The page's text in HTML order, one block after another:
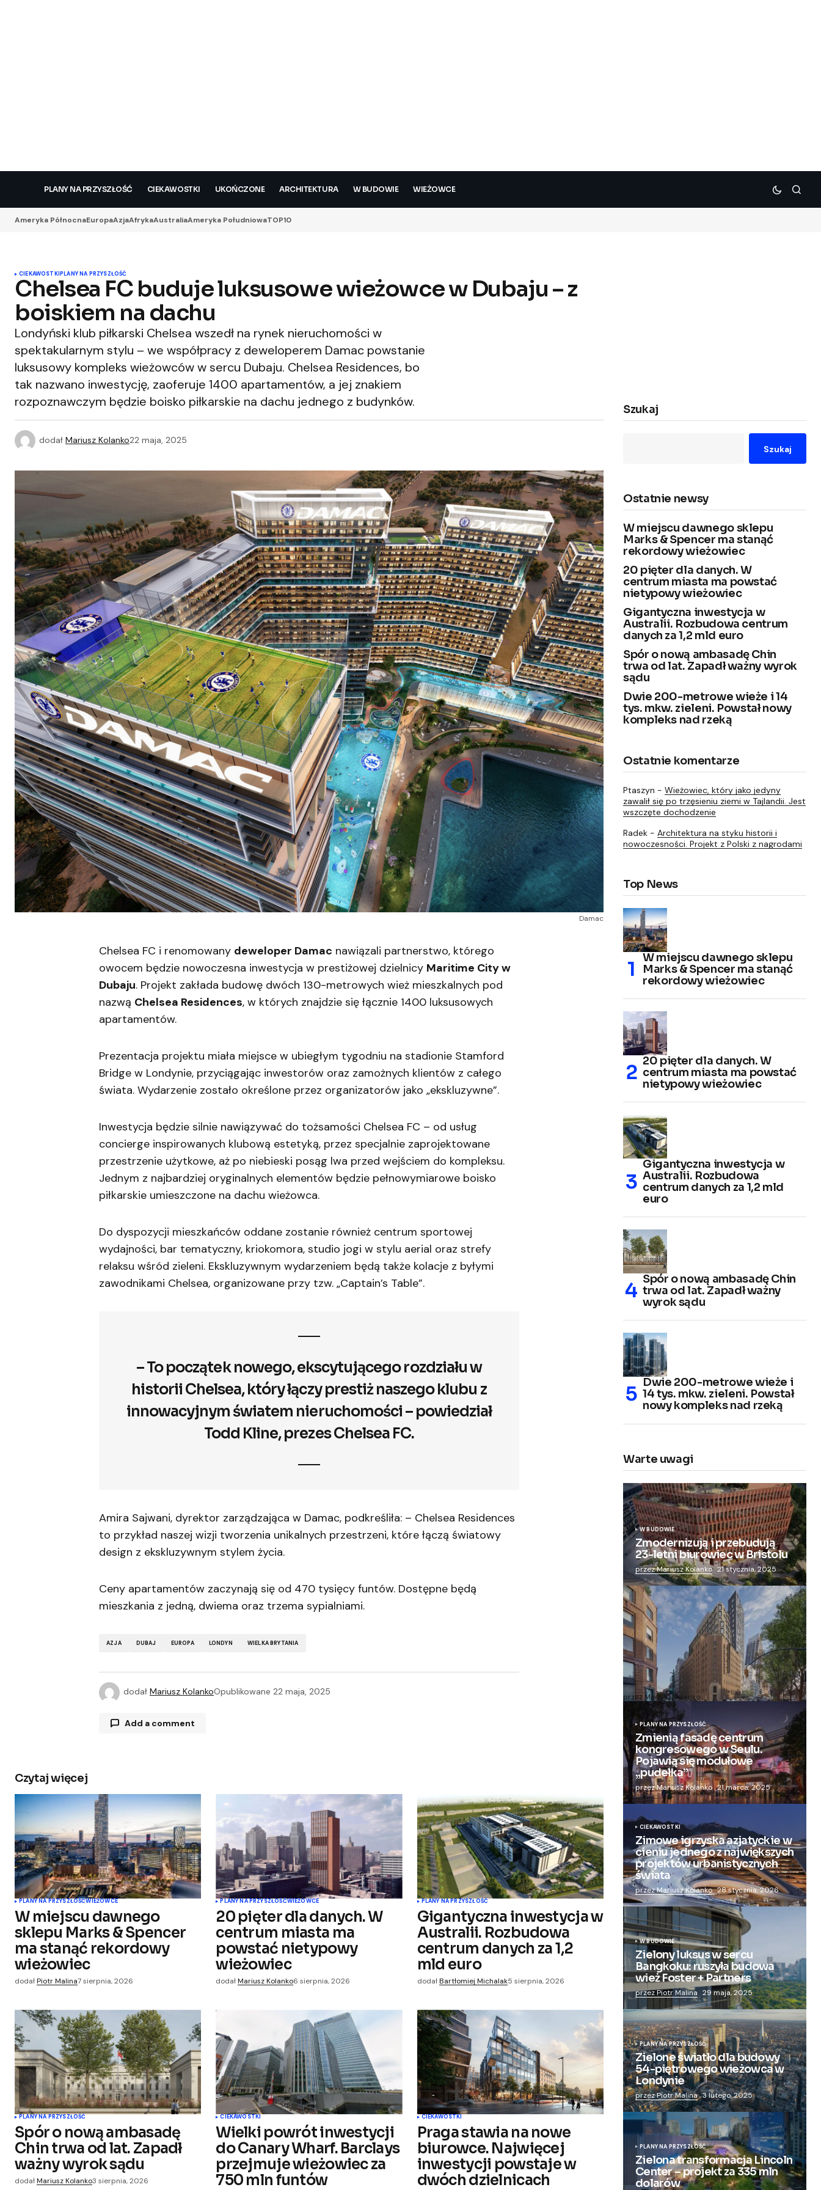
PLANY NA PRZYSZŁOŚĆ CIEKAWOSTKI UKOŃCZONE ARCHITEKTURA W BUDOWIE WIEŻOWCE
Ameryka PółnocnaEuropaAzjaAfrykaAustraliaAmeryka PołudniowaTOP10
CIEKAWOSTKIPLANY NA PRZYSZŁOŚĆ
Chelsea FC buduje luksusowe wieżowce w Dubaju – z
boiskiem na dachu
Londyński klub piłkarski Chelsea wszedł na rynek nieruchomości w
spektakularnym stylu – we współpracy z deweloperem Damac powstanie
luksusowy kompleks wieżowców w sercu Dubaju. Chelsea Residences, bo
tak nazwano inwestycję, zaoferuje 1400 apartamentów, a jej znakiem
rozpoznawczym będzie boisko piłkarskie na dachu jednego z budynków.
dodał Mariusz Kolanko22 maja, 2025
Damac
Chelsea FC i renomowany deweloper Damac nawiązali partnerstwo, którego
owocem będzie nowoczesna inwestycja w prestiżowej dzielnicy Maritime City w
Dubaju. Projekt zakłada budowę dwóch 130-metrowych wież mieszkalnych pod
nazwą Chelsea Residences, w których znajdzie się łącznie 1400 luksusowych
apartamentów.
Prezentacja projektu miała miejsce w ubiegłym tygodniu na stadionie Stamford
Bridge w Londynie, przyciągając inwestorów oraz zamożnych klientów z całego
świata. Wydarzenie zostało określone przez organizatorów jako „ekskluzywne”.
Inwestycja będzie silnie nawiązywać do tożsamości Chelsea FC – od usług
concierge inspirowanych klubową estetyką, przez specjalnie zaprojektowane
przestrzenie użytkowe, aż po niebieski posąg lwa przed wejściem do kompleksu.
Jednym z najbardziej oryginalnych elementów będzie pełnowymiarowe boisko
piłkarskie umieszczone na dachu wieżowca.
Do dyspozycji mieszkańców oddane zostanie również centrum sportowej
wydajności, bar tematyczny, kriokomora, studio jogi w stylu aerial oraz strefy
relaksu wśród zieleni. Ekskluzywnym wydarzeniem będą także kolacje z byłymi
zawodnikami Chelsea, organizowane przy tzw. „Captain’s Table”.
– To początek nowego, ekscytującego rozdziału w
historii Chelsea, który łączy prestiż naszego klubu z
innowacyjnym światem nieruchomości – powiedział
Todd Kline, prezes Chelsea FC.
Amira Sajwani, dyrektor zarządzająca w Damac, podkreśliła: – Chelsea Residences
to przykład naszej wizji tworzenia unikalnych przestrzeni, które łączą światowy
design z ekskluzywnym stylem życia.
Ceny apartamentów zaczynają się od 470 tysięcy funtów. Dostępne będą
mieszkania z jedną, dwiema oraz trzema sypialniami.
AZJA DUBAJ EUROPA LONDYN WIELKA BRYTANIA
dodał Mariusz KolankoOpublikowane 22 maja, 2025
Add a comment
Comment*
Your Name* Your E-mail*
Zapamiętaj moje dane w tej
przeglądarce podczas pisania kolejnych
komentarzy.
Submit Comment
Czytaj więcej
PLANY NA PRZYSZŁOŚĆWIEŻOWCE
W miejscu dawnego
sklepu Marks & Spencer
ma stanąć rekordowy
wieżowiec
dodałPiotr Malina7 sierpnia, 2026
PLANY NA PRZYSZŁOŚĆWIEŻOWCE
20 pięter dla danych. W
centrum miasta ma
powstać nietypowy
wieżowiec
dodał Mariusz Kolanko6 sierpnia, 2026
PLANY NA PRZYSZŁOŚĆ
Gigantyczna inwestycja w
Australii. Rozbudowa
centrum danych za 1,2
mld euro
dodał Bartłomiej Michalak5 sierpnia, 2026
PLANY NA PRZYSZŁOŚĆ
Spór o nową ambasadę
Chin trwa od lat. Zapadł
ważny wyrok sądu
dodałMariusz Kolanko3 sierpnia, 2026
CIEKAWOSTKI
Wielki powrót inwestycji
do Canary Wharf. Barclays
przejmuje wieżowiec za
750 mln funtów
CIEKAWOSTKI
Praga stawia na nowe
biurowce. Najwięcej
inwestycji powstaje w
dwóch dzielnicach
Szukaj
Szukaj
Ostatnie newsy
W miejscu dawnego sklepu
Marks & Spencer ma stanąć
rekordowy wieżowiec
20 pięter dla danych. W
centrum miasta ma powstać
nietypowy wieżowiec
Gigantyczna inwestycja w
Australii. Rozbudowa centrum
danych za 1,2 mld euro
Spór o nową ambasadę Chin
trwa od lat. Zapadł ważny wyrok
sądu
Dwie 200-metrowe wieże i 14
tys. mkw. zieleni. Powstał nowy
kompleks nad rzeką
Ostatnie komentarze
Ptaszyn - Wieżowiec, który jako jedyny
zawalił się po trzęsieniu ziemi w Tajlandii. Jest
wszczęte dochodzenie
Radek - Architektura na styku historii i
nowoczesności. Projekt z Polski z nagrodami
Top News
W miejscu dawnego sklepu
Marks & Spencer ma stanąć
rekordowy wieżowiec
20 pięter dla danych. W
centrum miasta ma powstać
nietypowy wieżowiec
Gigantyczna inwestycja w
Australii. Rozbudowa
centrum danych za 1,2 mld
euro
Spór o nową ambasadę Chin
trwa od lat. Zapadł ważny
wyrok sądu
Dwie 200-metrowe wieże i
14 tys. mkw. zieleni. Powstał
nowy kompleks nad rzeką
Warte uwagi
W BUDOWIE
Zmodernizują i przebudują
23-letni biurowiec w Bristolu
przez Mariusz Kolanko 21 stycznia, 2025
Zmieniają więzienie dla kobiet w
nowoczesny apartamentowiec
przez Mariusz Kolanko 20 lipca, 2024
PLANY NA PRZYSZŁOŚĆ
Zmienią fasadę centrum
kongresowego w Seulu.
Pojawią się modułowe
„pudełka”
przez Mariusz Kolanko 21 marca, 2025
CIEKAWOSTKI
Zimowe igrzyska azjatyckie w
cieniu jednego z największych
projektów urbanistycznych
świata
przez Mariusz Kolanko 28 stycznia, 2026
W BUDOWIE
Zielony luksus w sercu
Bangkoku: ruszyła budowa
wież Foster + Partners
przez Piotr Malina 29 maja, 2025
PLANY NA PRZYSZŁOŚĆ
Zielone światło dla budowy
54-piętrowego wieżowca w
Londynie
przez Piotr Malina 3 lutego, 2025
PLANY NA PRZYSZŁOŚĆ
Zielona transformacja Lincoln
Center – projekt za 335 mln
dolarów